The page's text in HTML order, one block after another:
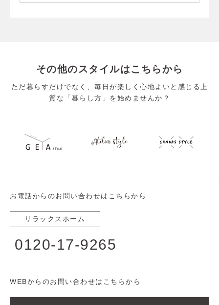
その他のスタイルはこちらから
ただ暮らすだけでなく、毎日が楽しく心地よいと感じる上
質な「暮らし方」を始めませんか？
お電話からのお問い合わせはこちらから
リラックスホーム
0120-17-9265
WEBからのお問い合わせはこちらから